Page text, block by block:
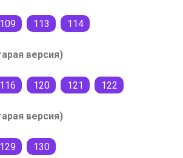
109 113 114
версия)
116 120 121 122
версия)
129 130